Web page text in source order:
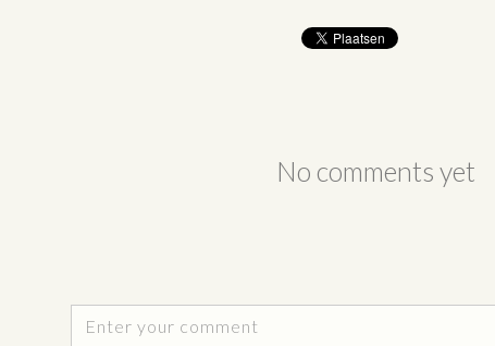
No comments yet